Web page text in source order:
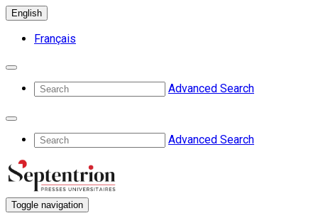
English
Français
Advanced Search
Advanced Search
Toggle navigation